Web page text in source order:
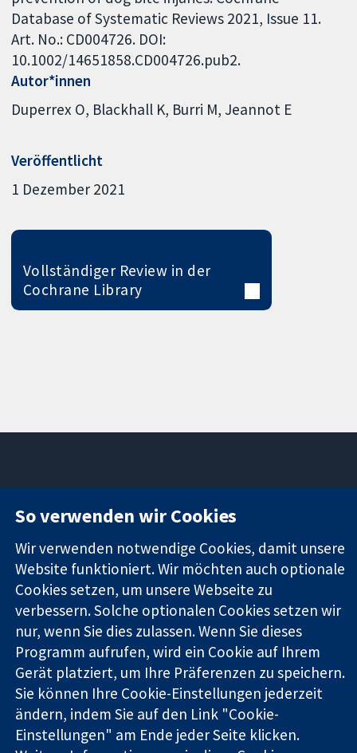
Database of Systematic Reviews 2021, Issue 11.
Art. No.: CD004726. DOI:
10.1002/14651858.CD004726.pub2.
Autor*innen
Duperrex O Blackhall K Burri M Jeannot E
Veröffentlicht
1 Dezember 2021
Vollständiger Review in der
Cochrane Library
Evidenz
Informierte
Entscheidungen
Bessere
Square
W1G0AN
Vereinigtes
Königreich
Pressestelle
Über uns
Cochrane
Library
Die Cochrane Collaboration ist eine gemeinützige Organisation
(Nr. 1045921) und in England und in Wales als eine Gesellschaft
mit beschränkter Haftung (Nr. 03044323) registriert.
Umsatzsteuer-Identifikationsnummer GB 718 2127 49.
So verwenden wir Cookies
Wir verwenden notwendige Cookies, damit unsere
Website funktioniert. Wir möchten auch optionale
Cookies setzen, um unsere Webseite zu
verbessern. Solche optionalen Cookies setzen wir
nur, wenn Sie dies zulassen. Wenn Sie dieses
Programm aufrufen, wird ein Cookie auf Ihrem
Gerät platziert, um Ihre Präferenzen zu speichern.
Sie können Ihre Cookie-Einstellungen jederzeit
ändern, indem Sie auf den Link "Cookie-
Einstellungen" am Ende jeder Seite klicken.